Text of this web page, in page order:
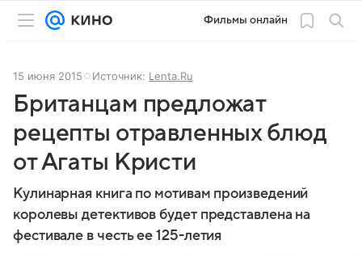
Фильмы онлайн
15 июня 2015 Источник: Lenta.Ru
Британцам предложат
рецепты отравленных блюд
от Агаты Кристи
Кулинарная книга по мотивам произведений
королевы детективов будет представлена на
фестивале в честь ее 125-летия